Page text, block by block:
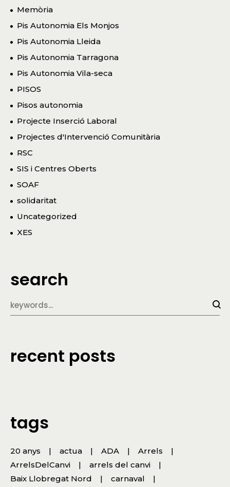
Memòria
Pis Autonomia Els Monjos
Pis Autonomia Lleida
Pis Autonomia Tarragona
Pis Autonomia Vila-seca
PISOS
Pisos autonomia
Projecte Inserció Laboral
Projectes d'Intervenció Comunitària
RSC
SIS i Centres Oberts
SOAF
solidaritat
Uncategorized
XES
search
recent posts
tags
20 anys actua ADA
Arrels
ArrelsDelCanvi
arrels del canvi
Baix Llobregat Nord
carnaval